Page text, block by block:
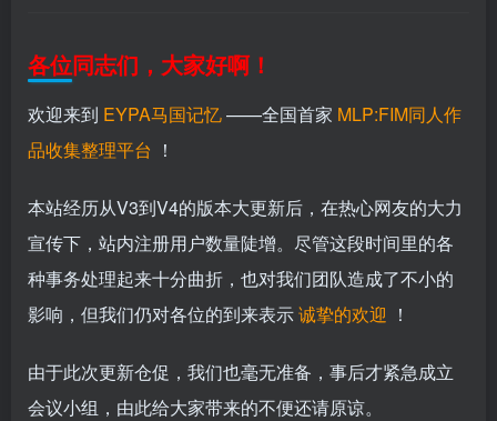
各位同志们，大家好啊！
欢迎来到 EYPA马国记忆——全国首家 MLP:FIM同人作
品收集整理平台 ！
本站经历从V3到V4的版本大更新后，在热心网友的大力
宣传下，站内注册用户数量陡增。尽管这段时间里的各
种事务处理起来十分曲折，也对我们团队造成了不小的
影响，但我们仍对各位的到来表示诚挚的欢迎 ！
由于此次更新仓促，我们也毫无准备，事后才紧急成立
会议小组，由此给大家带来的不便还请原谅。